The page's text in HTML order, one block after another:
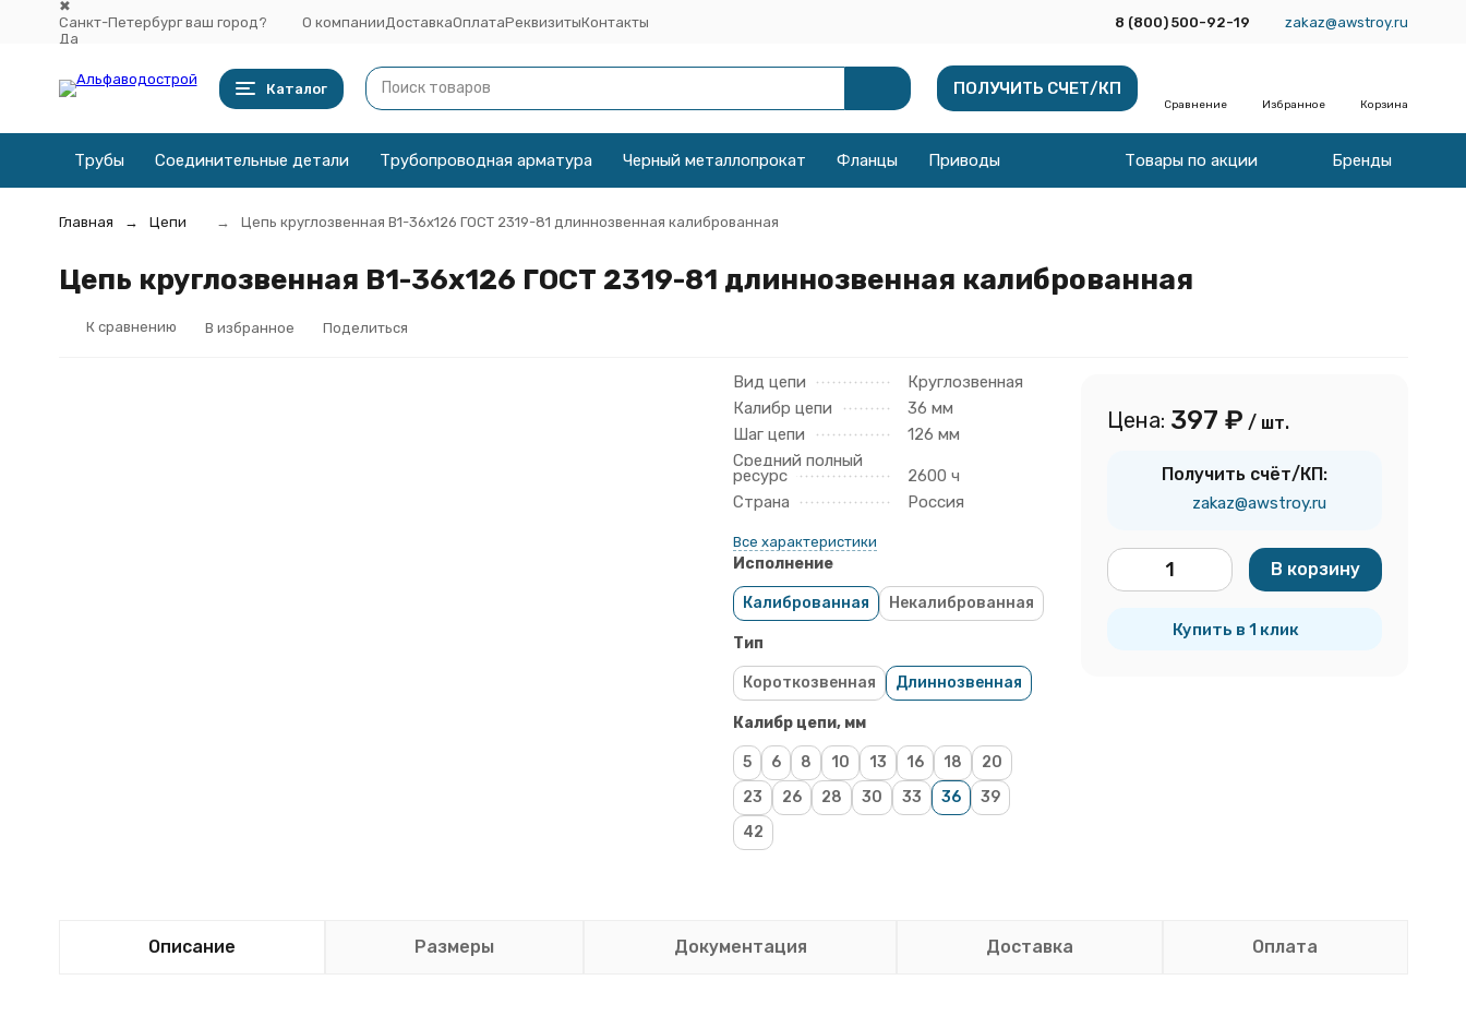
✖
Санкт-Петербург ваш город?
Да
О компании ДоставкаОплатаРеквизитыКонтакты 8 (800) 500-92-19 zakaz@awstroy.ru
Каталог ПОЛУЧИТЬ СЧЕТ/КП
Сравнение Избранное Корзина
Трубы Соединительные детали Трубопроводная арматура Черный металлопрокат Фланцы Приводы Товары по акции Бренды
Главная Цепи Цепь круглозвенная B1-36х126 ГОСТ 2319-81 длиннозвенная калиброванная
Цепь круглозвенная B1-36х126 ГОСТ 2319-81 длиннозвенная калиброванная
К сравнению В избранное Поделиться
Вид цепи
Круглозвенная
Калибр цепи
36 мм
Шаг цепи
126 мм
Средний полный
ресурс
2600 ч
Страна
Россия
Все характеристики
Исполнение
Калиброванная Некалиброванная
Тип
Короткозвенная Длиннозвенная
Калибр цепи, мм
5 6 8 10 13 16 18
20
23
26 28 30 33 36
39
42
Цена: 397 ₽ / шт.
Получить счёт/КП:
zakaz@awstroy.ru
В корзину
Купить в 1 клик
Описание Размеры Документация Доставка Оплата